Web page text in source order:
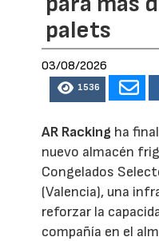
palets
03/08/2026
1536
AR Racking ha
nuevo almacén
Congelados
(Valencia), una
reforzar la
compañía en el